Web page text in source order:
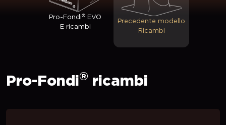
Pro-Fondi® EVO
E ricambi
Precedente modello
Ricambi
Pro-Fondi® ricambi